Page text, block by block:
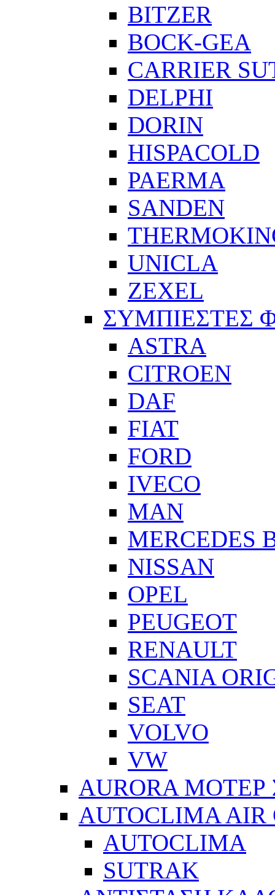
BITZER
BOCK-GEA
CARRIER
DELPHI
DORIN
HISPACOLD
PAERMA
SANDEN
UNICLA
ZEXEL
ΣΥΜΠΙΕΣΤΕΣ
ASTRA
CITROEN
DAF
FIAT
FORD
IVECO
MAN
MERCEDES
NISSAN
OPEL
PEUGEOT
RENAULT
SCANIA
SEAT
VOLVO
VW
AURORA
AUTOCLIMA AIR
AUTOCLIMA
SUTRAK